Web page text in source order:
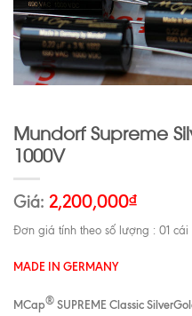
Mundorf Supreme
1000V
Giá: 2,200,000₫
Đơn giá tính theo số lượng : 01 cái
MADE IN GERMANY
MCap® SUPREME Classic